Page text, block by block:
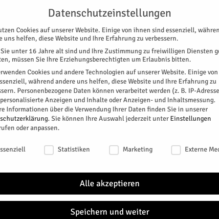
KONTAKT IMPRESSUM
SPEZIAL E-PAPER KINO GALERIE
Montagsrunde“ 00
Datenschutzeinstellungen
Cookies auf unserer Website. Einige von ihnen sind essenziell,
uns helfen, diese Website und Ihre Erfahrung zu verbessern.
unter 16 Jahre alt sind und Ihre Zustimmung zu freiwilligen Diensten
müssen Sie Ihre Erziehungsberechtigten um Erlaubnis bitten.
Cookies und andere Technologien auf unserer Website. Einige
während andere uns helfen, diese Website und Ihre Erfahrung zu
Personenbezogene Daten können verarbeitet werden (z. B. IP-
Anzeigen und Inhalte oder Anzeigen- und Inhaltsmessung.
Informationen über die Verwendung Ihrer Daten finden Sie in unserer
. Sie können Ihre Auswahl jederzeit unter Einstellungen
oder anpassen.
Statistiken Marketing Externe
Alle akzeptieren
Speichern und weiter